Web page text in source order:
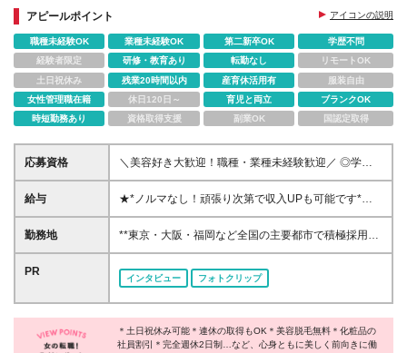
アピールポイント アイコンの説明
職種未経験OK 業種未経験OK 第二新卒OK
学歴不問
経験者限定
研修・教育あり 転勤なし
リモートOK
土日祝休み
残業20時間以内 産育休活用有
服装自由
女性管理職在籍
休日120日～ 育児と両立
ブランクOK
時短勤務あり
資格取得支援 副業OK 国認定取得
応募資格
＼美容好き大歓迎！職種・業種未経験歓迎／ ◎学歴
不問 ◎フリーター歓迎 ◎第二新卒歓迎 【こんな方に
ピッタリ】 ◎エステに興味がある ◎美容が好き ◎人
給与
★*ノルマなし！頑張り次第で収入UPも可能です*★
SNSや広告を通してPRで積極的に集客しているた
め、ノルマは設けていません。 一方、頑張りたい人
す。 年収600万円や800万円の社員も在籍しており、
都、兵庫、福岡 ⇒月給25万～50万円＋各種手当＋イ
ンセンティブ＋賞与あり（業績連動） （2）上記以外
勤務地
**東京・大阪・福岡など全国の主要都市で積極採用
中！** 新宿、渋谷、横浜、梅田、難波など、人気の街
で活躍できます。 最寄り駅から徒歩5分以内の店舗も
多数！ ※配属は希望を考慮します。U・Iターンも歓
迎！ ※希望しない転居を伴う転勤はありません。 ＝
＝全国各地で採用中！＝＝ 関東エリア(茨城・栃木・
群馬) 中部・関西エリア(新潟・富山・石川・福井・山
梨・岐阜・静岡・滋賀・奈良) 北海道・東北エリア(北
PR
インタビュー フォトクリップ
＊土日祝休み可能＊連休の取得もOK＊美容脱毛無料＊化粧品の
社員割引＊完全週休2日制…など、心身ともに美しく前向きに働